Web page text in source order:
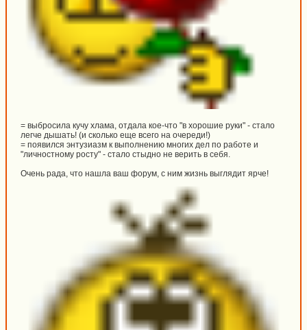
= выбросила кучу хлама, отдала кое-что "в хорошие руки" - стало
легче дышать! (и сколько еще всего на очереди!)
= появился энтузиазм к выполнению многих дел по работе и
"личностному росту" - стало стыдно не верить в себя.
Очень рада, что нашла ваш форум, с ним жизнь выглядит ярче!